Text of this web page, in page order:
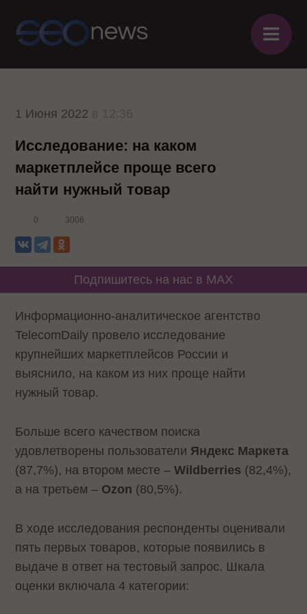
≡
1 Июня 2022
Исследование: на каком
маркетплейсе проще всего
найти нужный товар
0 3006
Подпишитесь на нас в MAX
Информационно-аналитическое агентство
TelecomDaily провело исследование
крупнейших маркетплейсов России и
выяснило, на каком из них проще найти
нужный товар.
Больше всего качеством поиска
удовлетворены пользователи Яндекс Маркета
(87,7%), на втором месте –Wildberries (82,4%),
а на третьем – Ozon (80,5%).
В ходе исследования респонденты оценивали
пять первых товаров, которые появились в
выдаче в ответ на тестовый запрос. Шкала
оценки включала 4 категории: